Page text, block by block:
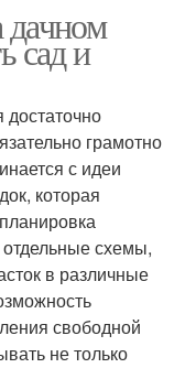
дачном
сад и
достаточно
грамотно
с идеи
которая
схемы,
в различные
свободной
не только